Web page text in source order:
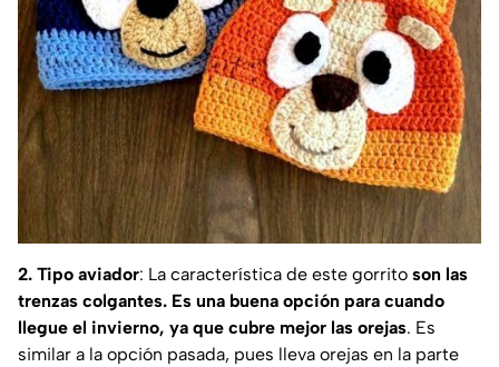
2. Tipo aviador: La característica de este gorrito son las
trenzas colgantes. Es una buena opción para cuando
llegue el invierno, ya que cubre mejor las orejas. Es
similar a la opción pasada, pues lleva orejas en la parte